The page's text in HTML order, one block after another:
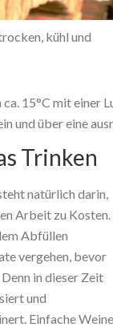
kühl und
ca. 15°C mit
und über eine
Trinken
natürlich darin,
Arbeit zu Kosten.
Abfüllen
vergehen, bevor
in dieser Zeit
und
Einfache Weine